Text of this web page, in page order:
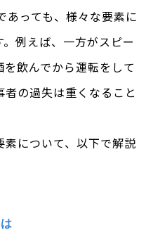
あっても、様々な要素に
例えば、一方がスピー
飲んでから運転をして
の過失は重くなること
について、以下で解説